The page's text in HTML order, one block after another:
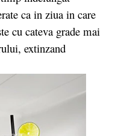
ca in ziua in care
cu cateva grade mai
extinzand